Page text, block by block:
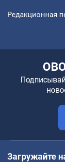
Редакционная
Загружайте